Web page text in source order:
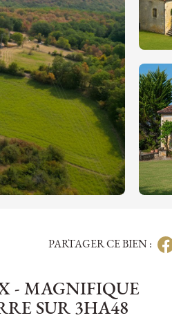
PARTAGER CE BIEN :
- MAGNIFIQUE
SUR 3HA48